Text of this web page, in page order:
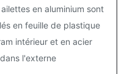
en aluminium sont
en feuille de plastique
intérieur et en acier
dans l'externe